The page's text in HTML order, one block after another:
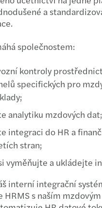
a
společnostem:
kontroly
specifických pro
analytiku mzdových dat;
integraci do HR a
stran;
vyměňujte a ukládejte
interní integrační
HRMS s naším mzdovým